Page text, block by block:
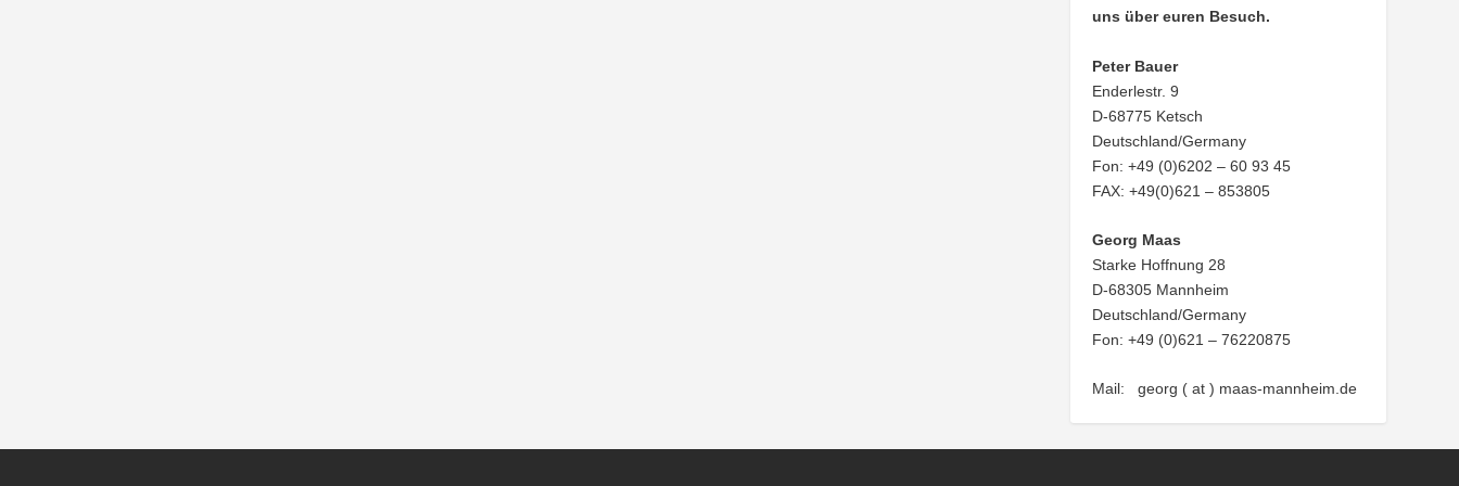
uns über euren Besuch.
Peter Bauer
Enderlestr. 9
D-68775 Ketsch
Deutschland/Germany
Fon: +49 (0)6202 – 60 93 45
FAX: +49(0)621 – 853805
Georg Maas
Starke Hoffnung 28
D-68305 Mannheim
Deutschland/Germany
Fon: +49 (0)621 – 76220875
Mail: georg ( at ) maas-mannheim.de